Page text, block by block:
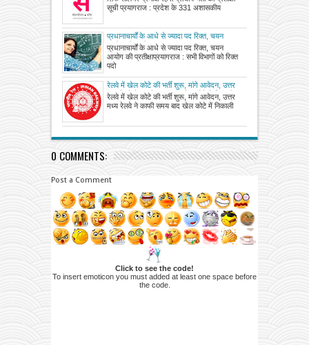
सूची प्रयागराज : प्रदेश के 331 अशासकीय
प्रधानाचार्यों के आधे से ज्यादा पद रिक्त, चयन
आयोग की प्रतीक्षा
प्रधानाचार्यों के आधे से ज्यादा पद रिक्त, चयन
आयोग की प्रतीक्षाप्रयागराज : सभी विभागों को रिक्त
पदो
रेलवे में खेल कोटे की भर्ती शुरू, मांगे आवेदन, उत्तर
मध्य रेलवे ने काफी समय बाद खेल कोटे में निकाली
भर्ती
रेलवे में खेल कोटे की भर्ती शुरू, मांगे आवेदन, उत्तर
मध्य रेलवे ने काफी समय बाद खेल कोटे में निकाली
0 COMMENTS:
Post a Comment
Click to see the code!
To insert emoticon you must added at least one space before
the code.